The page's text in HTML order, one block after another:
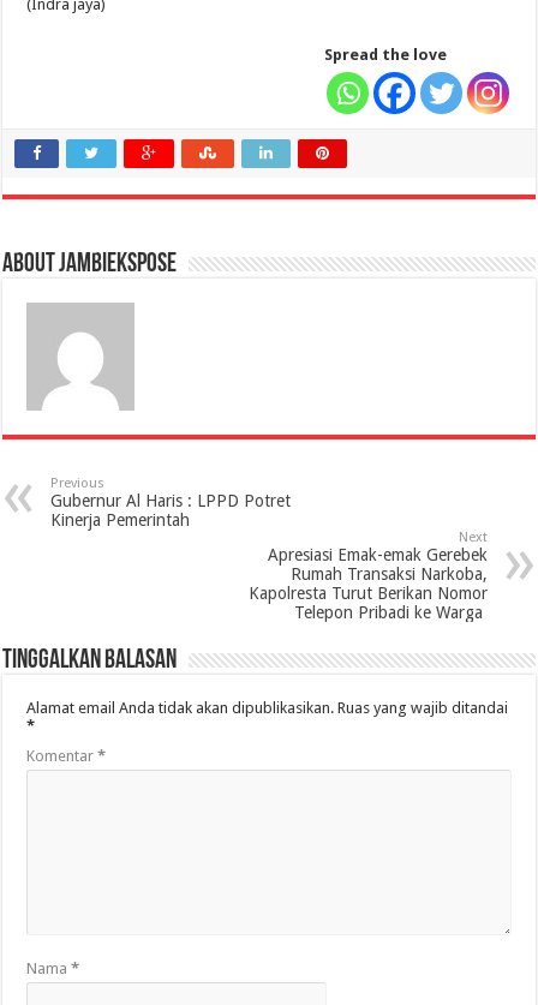
(Indra jaya)
Spread the love
About jambiekspose
Previous
Gubernur Al Haris : LPPD Potret
Kinerja Pemerintah
Next
Apresiasi Emak-emak Gerebek
Rumah Transaksi Narkoba,
Kapolresta Turut Berikan Nomor
Telepon Pribadi ke Warga
Tinggalkan Balasan
Alamat email Anda tidak akan dipublikasikan. Ruas yang wajib ditandai
*
Komentar*
Nama*